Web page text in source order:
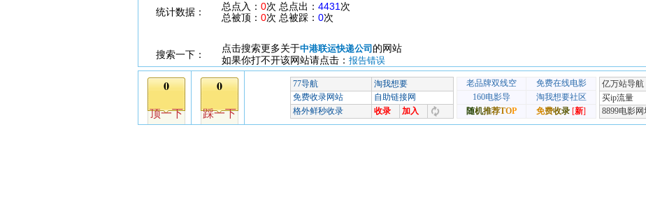
统计数据：
总点入： 0次 总点出： 4431 次
总被顶： 0次 总被踩： 0次
搜索一下：
点击搜索更多关于中港联运快递公司 的网站
如果你打不开该网站请点击： 报告错误